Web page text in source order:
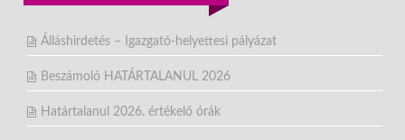
Álláshirdetés – Igazgató-helyettesi pályázat
Beszámoló HATÁRTALANUL 2026
Határtalanul 2026. értékelő órák